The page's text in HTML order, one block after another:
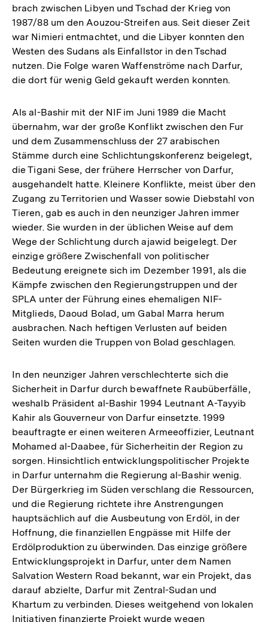
brach zwischen Libyen und Tschad der Krieg von
1987/88 um den Aouzou-Streifen aus. Seit dieser Zeit
war Nimieri entmachtet, und die Libyer konnten den
Westen des Sudans als Einfallstor in den Tschad
nutzen. Die Folge waren Waffenströme nach Darfur,
die dort für wenig Geld gekauft werden konnten.
Als al-Bashir mit der NIF im Juni 1989 die Macht
übernahm, war der große Konflikt zwischen den Fur
und dem Zusammenschluss der 27 arabischen
Stämme durch eine Schlichtungskonferenz beigelegt,
die Tigani Sese, der frühere Herrscher von Darfur,
ausgehandelt hatte. Kleinere Konflikte, meist über den
Zugang zu Territorien und Wasser sowie Diebstahl von
Tieren, gab es auch in den neunziger Jahren immer
wieder. Sie wurden in der üblichen Weise auf dem
Wege der Schlichtung durch ajawid beigelegt. Der
einzige größere Zwischenfall von politischer
Bedeutung ereignete sich im Dezember 1991, als die
Kämpfe zwischen den Regierungstruppen und der
SPLA unter der Führung eines ehemaligen NIF-
Mitglieds, Daoud Bolad, um Gabal Marra herum
ausbrachen. Nach heftigen Verlusten auf beiden
Seiten wurden die Truppen von Bolad geschlagen.
In den neunziger Jahren verschlechterte sich die
Sicherheit in Darfur durch bewaffnete Raubüberfälle,
weshalb Präsident al-Bashir 1994 Leutnant A-Tayyib
Kahir als Gouverneur von Darfur einsetzte. 1999
beauftragte er einen weiteren Armeeoffizier, Leutnant
Mohamed al-Daabee, für Sicherheitin der Region zu
sorgen. Hinsichtlich entwicklungspolitischer Projekte
in Darfur unternahm die Regierung al-Bashir wenig.
Der Bürgerkrieg im Süden verschlang die Ressourcen,
und die Regierung richtete ihre Anstrengungen
hauptsächlich auf die Ausbeutung von Erdöl, in der
Hoffnung, die finanziellen Engpässe mit Hilfe der
Erdölproduktion zu überwinden. Das einzige größere
Entwicklungsprojekt in Darfur, unter dem Namen
Salvation Western Road bekannt, war ein Projekt, das
darauf abzielte, Darfur mit Zentral-Sudan und
Khartum zu verbinden. Dieses weitgehend von lokalen
Initiativen finanzierte Projekt wurde wegen